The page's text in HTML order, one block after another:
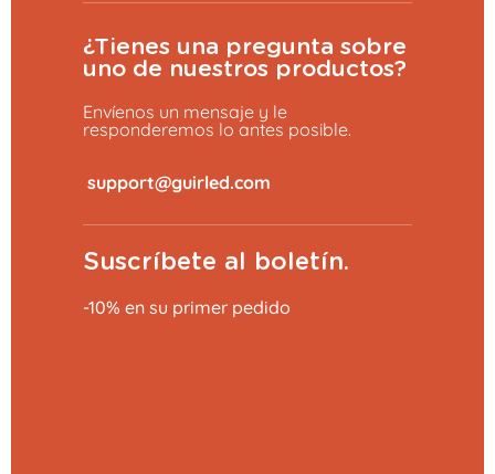
¿Tienes una pregunta sobre
uno de nuestros productos?
Envíenos un mensaje y le
responderemos lo antes posible.
Suscríbete al boletín.
-10% en su primer pedido